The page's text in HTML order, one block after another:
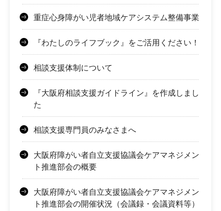
重症心身障がい児者地域ケアシステム整備事業
『わたしのライフブック』をご活用ください！
相談支援体制について
『大阪府相談支援ガイドライン』を作成しまし
た
相談支援専門員のみなさまへ
大阪府障がい者自立支援協議会ケアマネジメン
ト推進部会の概要
大阪府障がい者自立支援協議会ケアマネジメン
ト推進部会の開催状況（会議録・会議資料等）